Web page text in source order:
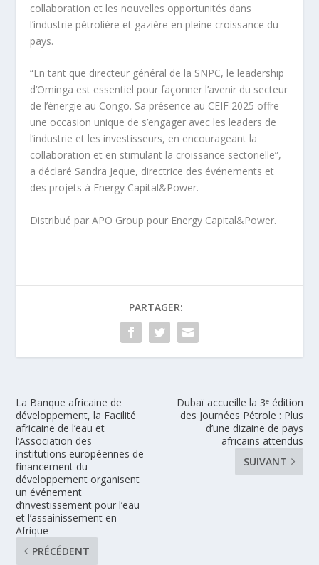
collaboration et les nouvelles opportunités dans
l’industrie pétrolière et gazière en pleine croissance du
pays.
“En tant que directeur général de la SNPC, le leadership
d’Ominga est essentiel pour façonner l’avenir du secteur
de l’énergie au Congo. Sa présence au CEIF 2025 offre
une occasion unique de s’engager avec les leaders de
l’industrie et les investisseurs, en encourageant la
collaboration et en stimulant la croissance sectorielle”,
a déclaré Sandra Jeque, directrice des événements et
des projets à Energy Capital&Power.
Distribué par APO Group pour Energy Capital&Power.
PARTAGER:
La Banque africaine de
développement, la Facilité
africaine de l’eau et
l’Association des
institutions européennes de
financement du
développement organisent
un événement
d’investissement pour l’eau
et l’assainissement en
Afrique
PRÉCÉDENT
Dubaï accueille la 3ᵉ édition
des Journées Pétrole : Plus
d’une dizaine de pays
africains attendus
SUIVANT